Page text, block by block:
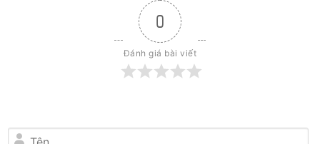
0
Đánh giá bài viết